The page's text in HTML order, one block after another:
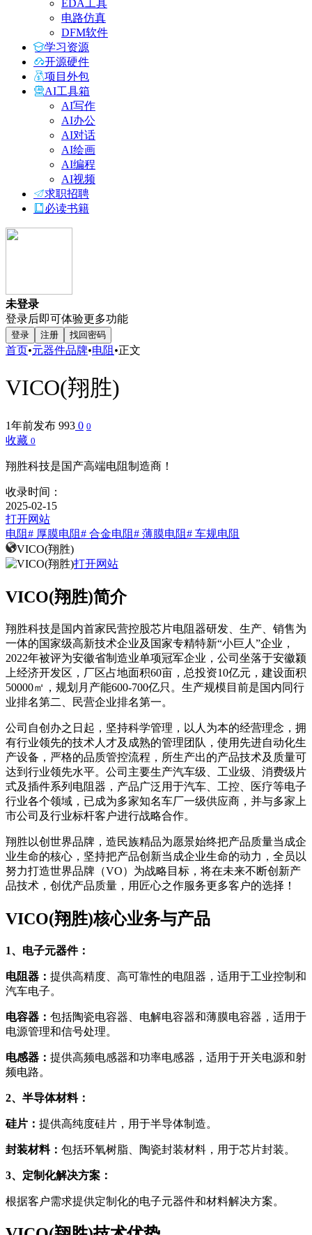
EDA工具
电路仿真
DFM软件
学习资源
开源硬件
项目外包
AI工具箱
AI写作
AI办公
AI对话
AI绘画
AI编程
AI视频
求职招聘
必读书籍
未登录
登录后即可体验更多功能
登录 注册 找回密码
首页•元器件品牌•电阻 •正文
VICO(翔胜)
1年前发布 993 0 0
收藏 0
翔胜科技是国产高端电阻制造商！
收录时间：
2025-02-15
打开网站
电阻# 厚膜电阻# 合金电阻# 薄膜电阻# 车规电阻
VICO(翔胜)
打开网站
VICO(翔胜)简介
翔胜科技是国内首家民营控股芯片电阻器研发、生产、销售为
一体的国家级高新技术企业及国家专精特新“小巨人”企业，
2022年被评为安徽省制造业单项冠军企业，公司坐落于安徽颍
上经济开发区，厂区占地面积60亩，总投资10亿元，建设面积
50000㎡，规划月产能600-700亿只。生产规模目前是国内同行
业排名第二、民营企业排名第一。
公司自创办之日起，坚持科学管理，以人为本的经营理念，拥
有行业领先的技术人才及成熟的管理团队，使用先进自动化生
产设备，严格的品质管控流程，所生产出的产品技术及质量可
达到行业领先水平。公司主要生产汽车级、工业级、消费级片
式及插件系列电阻器，产品广泛用于汽车、工控、医疗等电子
行业各个领域，已成为多家知名车厂一级供应商，并与多家上
市公司及行业标杆客户进行战略合作。
翔胜以创世界品牌，造民族精品为愿景始终把产品质量当成企
业生命的核心，坚持把产品创新当成企业生命的动力，全员以
努力打造世界品牌（VO）为战略目标，将在未来不断创新产
品技术，创优产品质量，用匠心之作服务更多客户的选择！
VICO(翔胜)核心业务与产品
1、电子元器件：
电阻器： 提供高精度、高可靠性的电阻器，适用于工业控制和
汽车电子。
电容器： 包括陶瓷电容器、电解电容器和薄膜电容器，适用于
电源管理和信号处理。
电感器： 提供高频电感器和功率电感器，适用于开关电源和射
频电路。
2、半导体材料：
硅片： 提供高纯度硅片，用于半导体制造。
封装材料： 包括环氧树脂、陶瓷封装材料，用于芯片封装。
3、定制化解决方案：
根据客户需求提供定制化的电子元器件和材料解决方案。